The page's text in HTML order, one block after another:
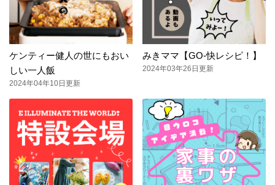
ケンティー健人の世にもおい
しい一人飯
2024年04年10日更新
みきママ【GO-快レシピ！】
2024年03年26日更新